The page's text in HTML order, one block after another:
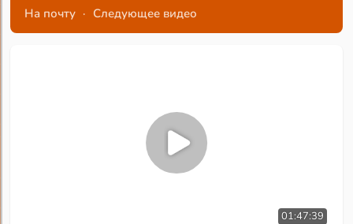
На почту · Следующее видео
01:47:39